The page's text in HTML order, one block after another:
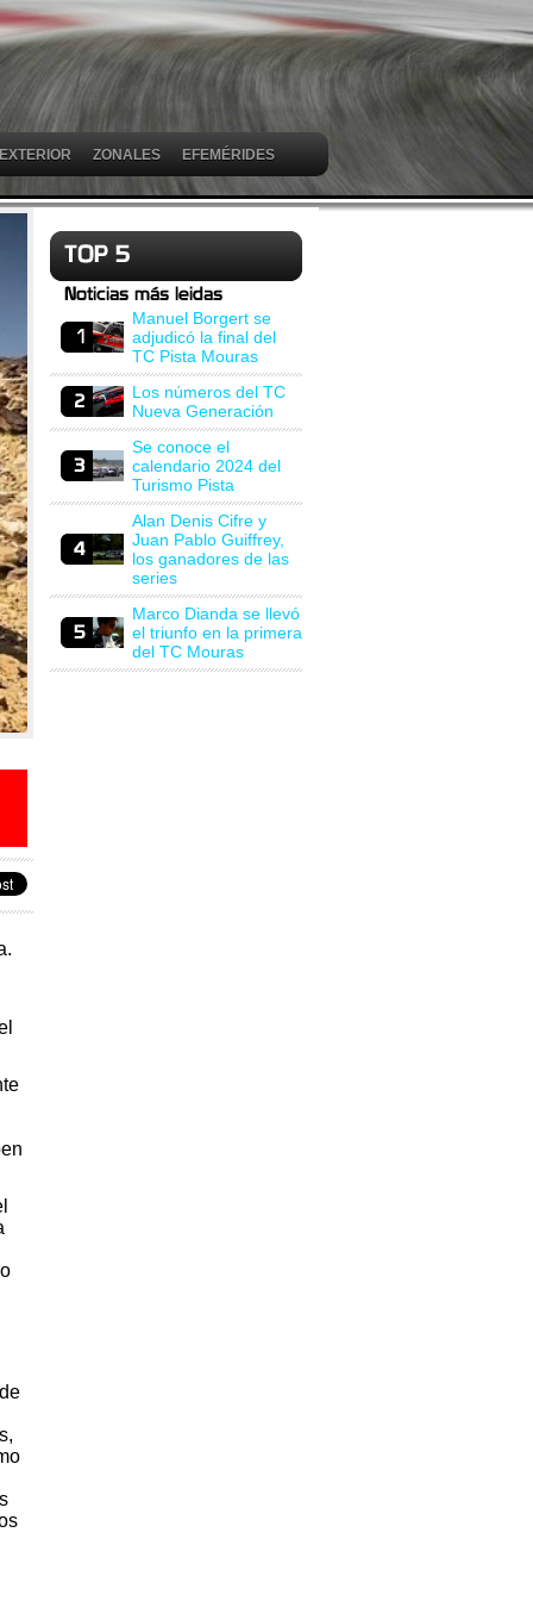
ZONALES EFEMÉRIDES
Manuel Borgert se
adjudicó la final del
TC Pista Mouras
Los números del TC
Nueva Generación
Se conoce el
calendario 2024 del
Turismo Pista
Alan Denis Cifre y
Juan Pablo Guiffrey,
los ganadores de las
series
Marco Dianda se llevó
el triunfo en la primera
del TC Mouras